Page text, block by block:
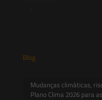
Blog
Mudanças climáticas,
Plano Clima 2026 para